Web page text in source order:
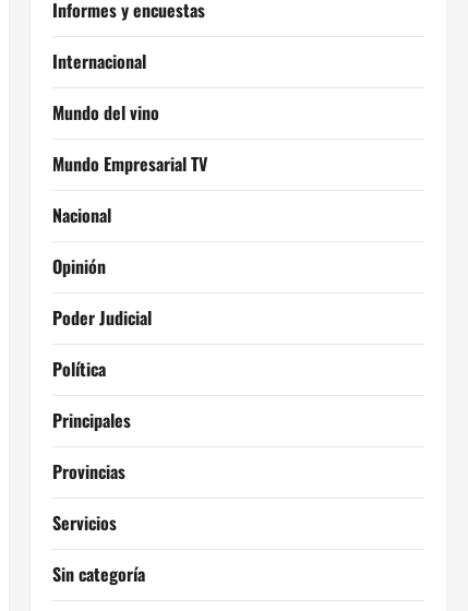
Informes y encuestas
Internacional
Mundo del vino
Mundo Empresarial TV
Nacional
Opinión
Poder Judicial
Política
Principales
Provincias
Servicios
Sin categoría